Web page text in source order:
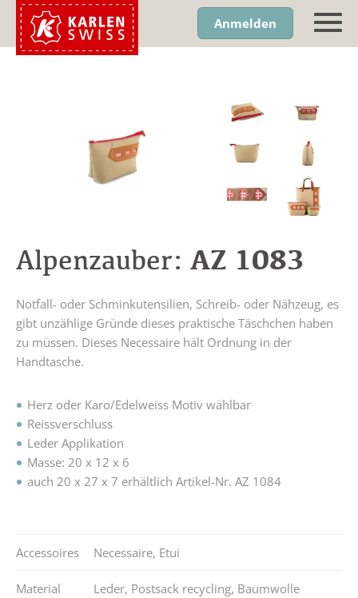
Anmelden
Alpenzauber: AZ 1083
Notfall- oder Schminkutensilien, Schreib- oder Nähzeug, es
gibt unzählige Gründe dieses praktische Täschchen haben
zu müssen. Dieses Necessaire hält Ordnung in der
Handtasche.
Herz oder Karo/Edelweiss Motiv wählbar
Reissverschluss
Leder Applikation
Masse: 20 x 12 x 6
auch 20 x 27 x 7 erhältlich Artikel-Nr. AZ 1084
Accessoires Necessaire, Etui
Material Leder, Postsack recycling, Baumwolle